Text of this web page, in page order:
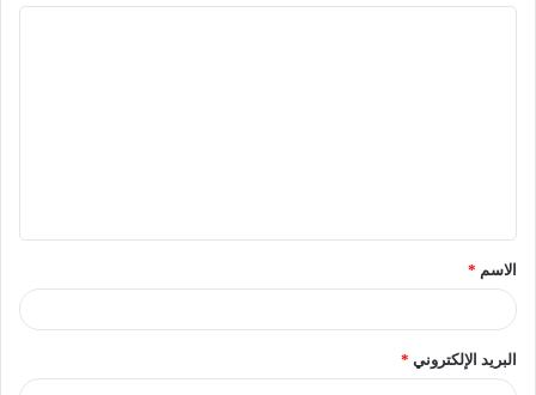
الاسم *
البريد الإلكتروني *